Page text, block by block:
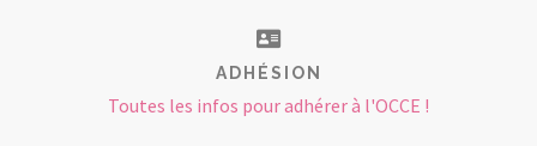
ADHÉSION
Toutes les infos pour adhérer à l'OCCE !